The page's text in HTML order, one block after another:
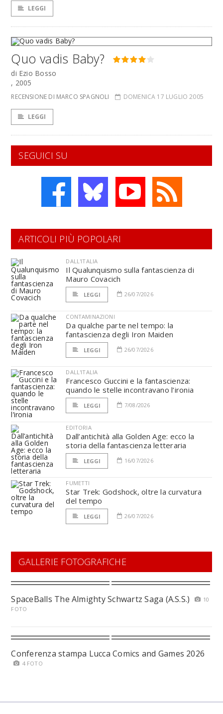
LEGGI
Quo vadis Baby?
di Ezio Bosso
, 2005
RECENSIONE DI MARCO SPAGNOLI DOMENICA 17 LUGLIO 2005
LEGGI
SEGUICI SU
ARTICOLI PIÙ POPOLARI
DALL'ITALIA
Il Qualunquismo sulla fantascienza di
Mauro Covacich
LEGGI 26/07/2026
CONTAMINAZIONI
Da qualche parte nel tempo: la
fantascienza degli Iron Maiden
LEGGI 26/07/2026
DALL'ITALIA
Francesco Guccini e la fantascienza:
quando le stelle incontravano l’ironia
LEGGI 7/08/2026
EDITORIA
Dall’antichità alla Golden Age: ecco la
storia della fantascienza letteraria
LEGGI 16/07/2026
FUMETTI
Star Trek: Godshock, oltre la curvatura
del tempo
LEGGI 26/07/2026
GALLERIE FOTOGRAFICHE
SpaceBalls The Almighty Schwartz Saga (A.S.S.)
10
FOTO
Conferenza stampa Lucca Comics and Games 2026
4 FOTO